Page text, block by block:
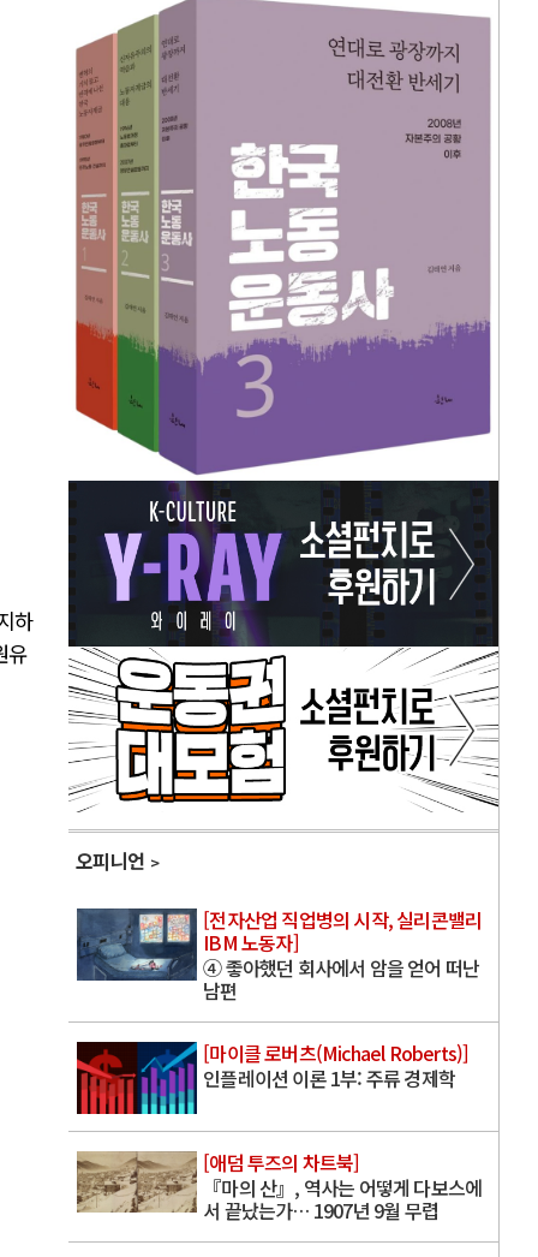
하
유
오피니언
[전자산업 직업병의 시작, 실리콘밸리
IBM 노동자]
④ 좋아했던 회사에서 암을 얻어 떠난
남편
[마이클 로버츠(Michael Roberts)]
인플레이션 이론 1부: 주류 경제학
[애덤 투즈의 차트북]
『마의 산』, 역사는 어떻게 다보스에
서 끝났는가… 1907년 9월 무렵